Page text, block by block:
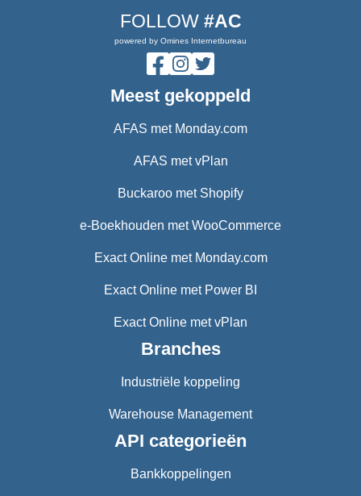
FOLLOW #AC
powered by Omines Internetbureau
Meest gekoppeld
AFAS met Monday.com
AFAS met vPlan
Buckaroo met Shopify
e-Boekhouden met WooCommerce
Exact Online met Monday.com
Exact Online met Power BI
Exact Online met vPlan
Branches
Industriële koppeling
Warehouse Management
API categorieën
Bankkoppelingen